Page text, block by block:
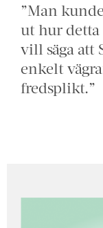
”Man
ut hur
vill säga att
enkelt
fredsplikt.”